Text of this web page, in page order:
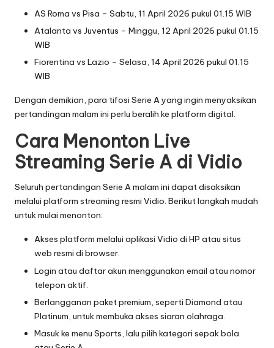
AS Roma vs Pisa – Sabtu, 11 April 2026 pukul 01.15 WIB
Atalanta vs Juventus – Minggu, 12 April 2026 pukul 01.15
WIB
Fiorentina vs Lazio – Selasa, 14 April 2026 pukul 01.15
WIB
Dengan demikian, para tifosi Serie A yang ingin menyaksikan
pertandingan malam ini perlu beralih ke platform digital.
Cara Menonton Live
Streaming Serie A di Vidio
Seluruh pertandingan Serie A malam ini dapat disaksikan
melalui platform streaming resmi Vidio. Berikut langkah mudah
untuk mulai menonton:
Akses platform melalui aplikasi Vidio di HP atau situs
web resmi di browser.
Login atau daftar akun menggunakan email atau nomor
telepon aktif.
Berlangganan paket premium, seperti Diamond atau
Platinum, untuk membuka akses siaran olahraga.
Masuk ke menu Sports, lalu pilih kategori sepak bola